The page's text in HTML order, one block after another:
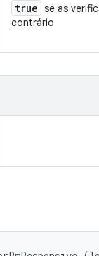
true se as
contrário